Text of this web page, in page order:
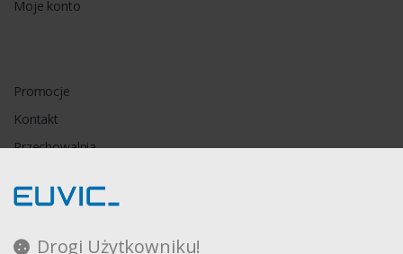
Drogi Użytkowniku!
Moje konto
Promocje
Kontakt
Przechowalnia